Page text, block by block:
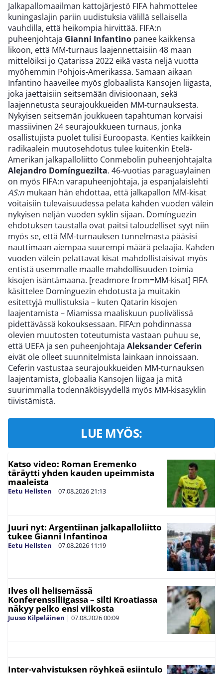
Jalkapallomaailman kattojärjestö FIFA hahmottelee
kuningaslajin pariin uudistuksia välillä sellaisella
vauhdilla, että heikompia hirvittää. FIFA:n
puheenjohtaja Gianni Infantino panee kaikkensa
likoon, että MM-turnaus laajennettaisiin 48 maan
mittelöiksi jo Qatarissa 2022 eikä vasta neljä vuotta
myöhemmin Pohjois-Amerikassa. Samaan aikaan
Infantino haaveilee myös globaalista Kansojen liigasta,
joka jaettaisiin seitsemään divisioonaan, sekä
laajennetusta seurajoukkueiden MM-turnauksesta.
Nykyisen seitsemän joukkueen tapahtuman korvaisi
massiivinen 24 seurajoukkueen turnaus, jonka
osallistujista puolet tulisi Euroopasta. Kenties kaikkein
radikaalein muutosehdotus tulee kuitenkin Etelä-
Amerikan jalkapalloliitto Conmebolin puheenjohtajalta
Alejandro Domínguezilta. 46-vuotias paraguaylainen
on myös FIFA:n varapuheenjohtaja, ja espanjalaislehti
AS:n mukaan hän ehdottaa, että jalkapallon MM-kisat
voitaisiin tulevaisuudessa pelata kahden vuoden välein
nykyisen neljän vuoden syklin sijaan. Domínguezin
ehdotuksen taustalla ovat paitsi taloudelliset syyt niin
myös se, että MM-turnauksen tunnelmasta pääsisi
nauttimaan aiempaa suurempi määrä pelaajia. Kahden
vuoden välein pelattavat kisat mahdollistaisivat myös
entistä usemmalle maalle mahdollisuuden toimia
kisojen isäntämaana. [readmore from=MM-kisat] FIFA
käsittelee Domínguezin ehdotusta ja muitakin
esitettyjä mullistuksia – kuten Qatarin kisojen
laajentamista – Miamissa maaliskuun puolivälissä
pidettävässä kokouksessaan. FIFA:n pohdinnassa
olevien muutosten toteutumista vastaan puhuu se,
että UEFA ja sen puheenjohtaja Aleksander Ceferin
eivät ole olleet suunnitelmista lainkaan innoissaan.
Ceferin vastustaa seurajoukkueiden MM-turnauksen
laajentamista, globaalia Kansojen liigaa ja mitä
suurimmalla todennäköisyydellä myös MM-kisasyklin
tiivistämistä.
LUE MYÖS:
Katso video: Roman Eremenko
täräytti yhden kauden upeimmista
maaleista
Eetu Hellsten | 07.08.202621:13
Juuri nyt: Argentiinan jalkapalloliitto
tukee Gianni Infantinoa
Eetu Hellsten | 07.08.2026 11:19
Ilves oli helisemässä
Konferenssiliigassa – silti Kroatiassa
näkyy pelko ensi viikosta
Juuso Kilpeläinen | 07.08.202600:09
Inter-vahvistuksen röyhkeä esiintulo